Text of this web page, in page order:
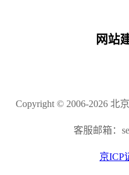
网站
Copyright © 2006-2026 北
客服邮箱：
京ICP